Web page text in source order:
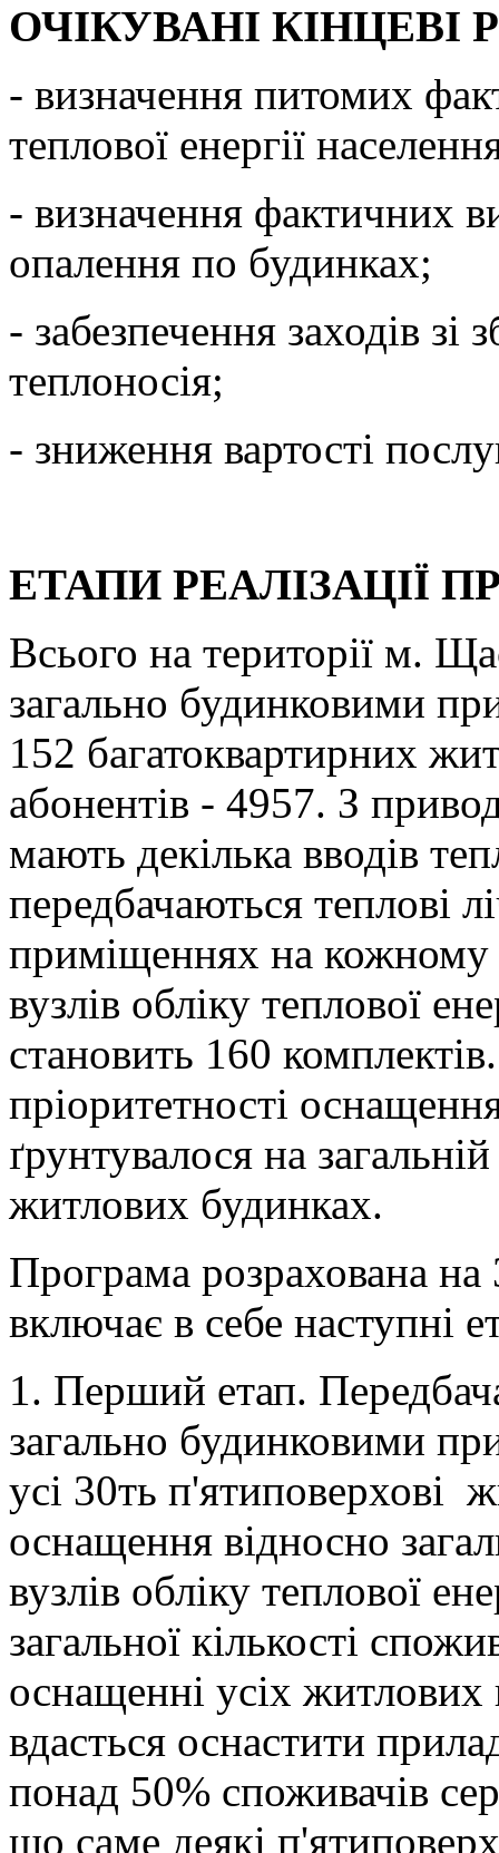
ОЧІКУВАНІ КІНЦЕВІ
- визначення питомих
теплової енергії
- визначення фактичних
опалення по будинках;
- забезпечення заходів зі
теплоносія;
- зниження вартості
ЕТАПИ РЕАЛІЗАЦІЇ
Всього на території м.
загально будинковими
152 багатоквартирних
абонентів - 4957. З
мають декілька вводів
передбачаються теплові
приміщеннях на кожному
вузлів обліку теплової
становить 160
пріоритетності
ґрунтувалося на
житлових будинках.
Програма розрахована
включає в себе наступні
1. Перший етап.
загально будинковими
усі 30ть п'ятиповерхові
оснащення відносно
вузлів обліку теплової
загальної кількості
оснащенні усіх житлових
вдасться оснастити
понад 50% споживачів
що саме деякі